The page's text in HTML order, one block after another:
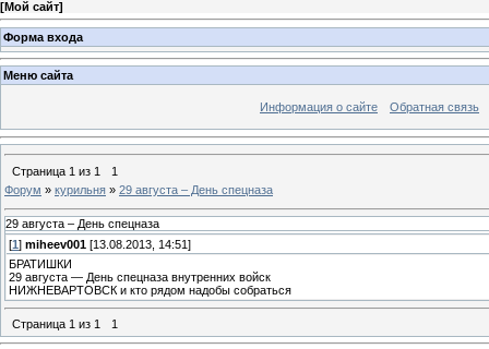
[Мой сайт]
Форма входа
Меню сайта
Информация о сайте Обратная связь
Страница 1 из 1
1
Форум » курильня » 29 августа – День спецназа
29 августа – День спецназа
[1 ] miheev001 [13.08.2013, 14:51]
БРАТИШКИ
29 августа — День спецназа внутренних войск
НИЖНЕВАРТОВСК и кто рядом надобы собраться
Страница 1 из 1 1